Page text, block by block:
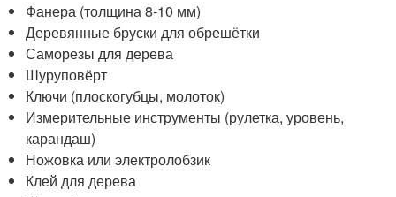
Фанера (толщина 8-10 мм)
Деревянные бруски для обрешётки
Саморезы для дерева
Шуруповёрт
Ключи (плоскогубцы, молоток)
Измерительные инструменты (рулетка, уровень,
карандаш)
Ножовка или электролобзик
Клей для дерева